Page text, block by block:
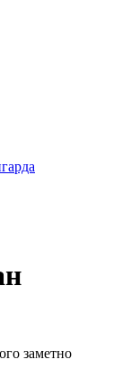
заметно